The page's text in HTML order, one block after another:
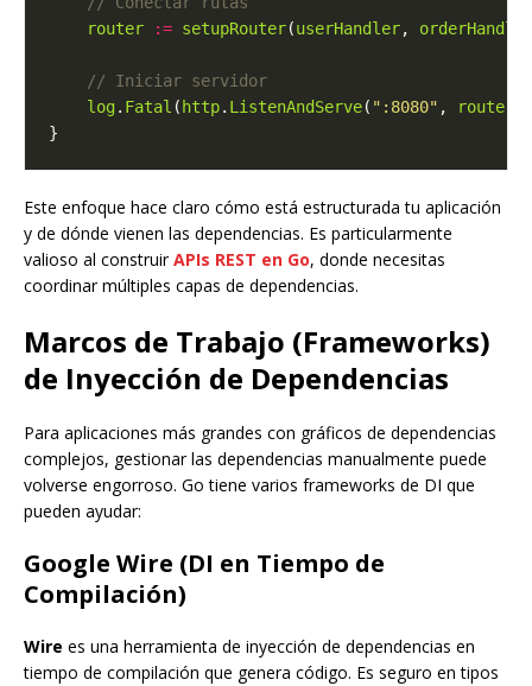
router
:= setupRouter(userHandler, orderHandler
log. Fatal ( http. ListenAndServe( ":8080" ,
router
Este enfoque hace claro cómo está estructurada tu aplicación
y de dónde vienen las dependencias. Es particularmente
valioso al construirAPIs REST en Go, donde necesitas
coordinar múltiples capas de dependencias.
Marcos de Trabajo (Frameworks)
de Inyección de Dependencias
Para aplicaciones más grandes con gráficos de dependencias
complejos, gestionar las dependencias manualmente puede
volverse engorroso. Go tiene varios frameworks de DI que
pueden ayudar:
Google Wire (DI en Tiempo de
Compilación)
Wire es una herramienta de inyección de dependencias en
tiempo de compilación que genera código. Es seguro en tipos